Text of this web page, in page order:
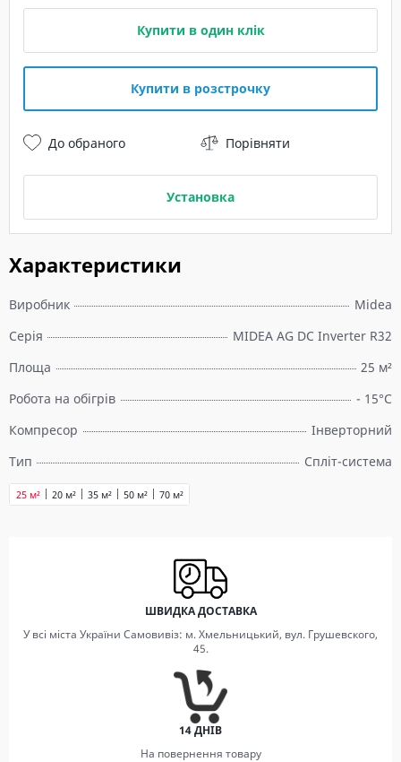
Характеристики
Виробник
Midea
Серія
MIDEA AG DC Inverter R32
Площа
25 м²
Робота на обігрів
- 15°C
Компресор
Інверторний
Тип
Спліт-система
20 м²
25 м² 35 м² 50 м² 70 м²
Купити в один клік
Купити в розстрочку
До обраного Порівняти
Установка
ШВИДКА ДОСТАВКА
У всі міста України Самовивіз: м. Хмельницький, вул. Грушевского,
45.
14 ДНІВ
На повернення товару